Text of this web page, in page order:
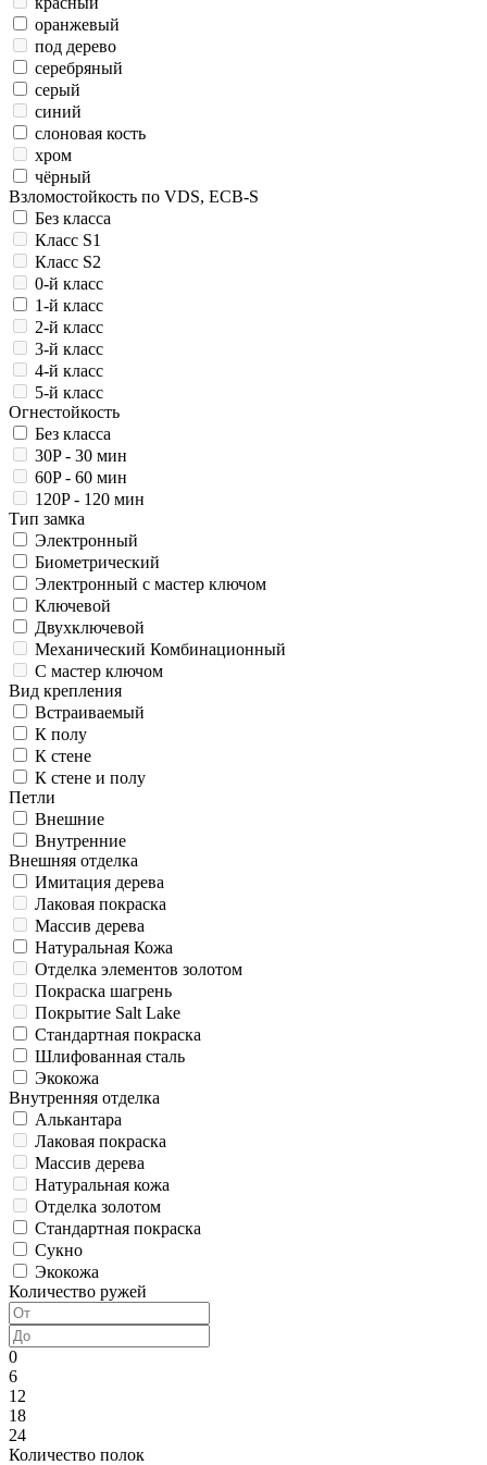
оранжевый
под дерево
серебряный
серый
синий
слоновая кость
хром
чёрный
Взломостойкость по VDS, ECB-S
Без класса
Класс S1
Класс S2
0-й класс
1-й класс
2-й класс
3-й класс
4-й класс
5-й класс
Огнестойкость
Без класса
30P - 30 мин
60P - 60 мин
120P - 120 мин
Тип замка
Электронный
Биометрический
Электронный с мастер ключом
Ключевой
Двухключевой
Механический Комбинационный
С мастер ключом
Вид крепления
Встраиваемый
К полу
К стене
К стене и полу
Петли
Внешние
Внутренние
Внешняя отделка
Имитация дерева
Лаковая покраска
Массив дерева
Натуральная Кожа
Отделка элементов золотом
Покраска шагрень
Покрытие Salt Lake
Стандартная покраска
Шлифованная сталь
Экокожа
Внутренняя отделка
Алькантара
Лаковая покраска
Массив дерева
Натуральная кожа
Отделка золотом
Стандартная покраска
Сукно
Экокожа
Количество ружей
0
6
12
18
24
Количество полок